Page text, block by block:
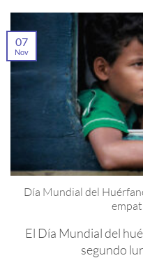
Día Mundial del
El Día Mundial del
segundo
07
Nov